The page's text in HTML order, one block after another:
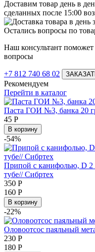
Доставим товар день в
сделанных после 15:00
Остались вопросы по
Наш консультант
вопросы
+7 812 740 68 02
Рекомендуем
Перейти в каталог
Паста ГОИ №3, банка 20
45 Р
В корзину
-54%
Припой с канифолью, D 2
тубе// Сибртех
350 Р
160 Р
В корзину
-22%
Оловоотсос паяльный
230 Р
180 Р